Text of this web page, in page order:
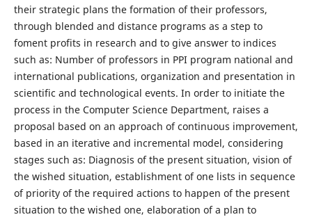
their strategic plans the formation of their professors,
through blended and distance programs as a step to
foment profits in research and to give answer to indices
such as: Number of professors in PPI program national and
international publications, organization and presentation in
scientific and technological events. In order to initiate the
process in the Computer Science Department, raises a
proposal based on an approach of continuous improvement,
based in an iterative and incremental model, considering
stages such as: Diagnosis of the present situation, vision of
the wished situation, establishment of one lists in sequence
of priority of the required actions to happen of the present
situation to the wished one, elaboration of a plan to